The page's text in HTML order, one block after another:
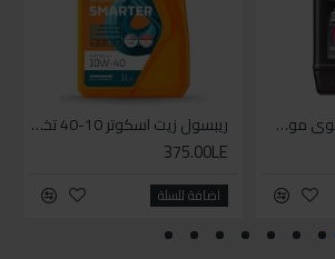
10w-40 800ml (ليكوي مولي زيت دراجة بخارية ( موتوسيكل - سكوتر ريبسول زيت اسكوتر 10-40 تخليقي بالكامل
375.00LE
اضافة للسلة